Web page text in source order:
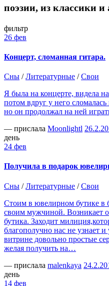
поэзии, из классики и
фильтр
26 фев
Концерт, сломанная гитара.
Сны /Литературные /Свои
Я была на концерте, видела
потом вдруг у него
но он продолжал на ней
— прислала Moonlightl
день
24 фев
Получила в подарок
Сны /Литературные /Свои
Стоим в ювелирном бутике в
своим мужчиной. Возникает
бутика. Заходит
благополучно нас не узнает
витрине довольно простые
желая получить на…
— прислала malenkaya
день
14 фев